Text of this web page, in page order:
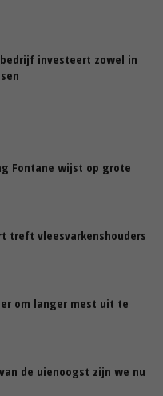
investeert zowel in
Fontane wijst op grote
treft vleesvarkenshouders
om langer mest uit te
de uienoogst zijn we nu